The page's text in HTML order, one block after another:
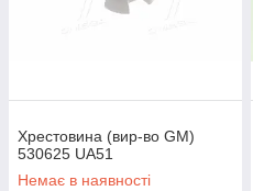
Хрестовина (вир-во GM)
530625 UA51
Немає в наявності